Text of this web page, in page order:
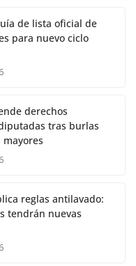
de lista oficial de
para nuevo ciclo
derechos
tras burlas
reglas antilavado:
tendrán nuevas